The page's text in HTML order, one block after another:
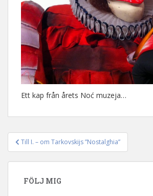
Ett kap från årets Noć muzeja…
Inläggsnavigering
Till I. – om Tarkovskijs ”Nostalghia”
FÖLJ MIG